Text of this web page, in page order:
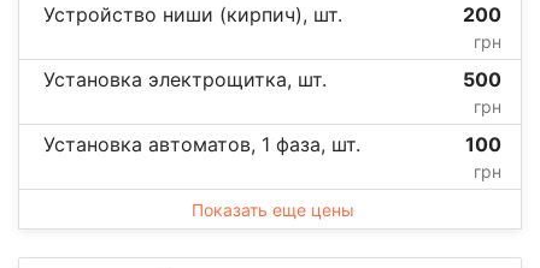
Устройство ниши (кирпич), шт. 200
грн
Установка электрощитка, шт. 500
грн
Установка автоматов, 1 фаза, шт. 100
грн
Показать еще цены